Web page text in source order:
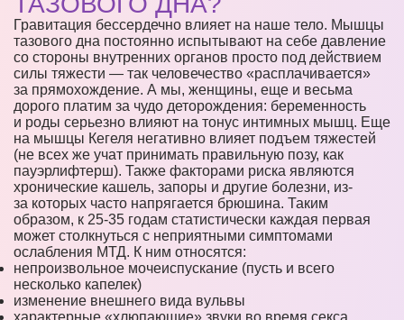
Гравитация бессердечно влияет на наше тело. Мышцы
тазового дна постоянно испытывают на себе давление
со стороны внутренних органов просто под действием
силы тяжести — так человечество «расплачивается»
за прямохождение. А мы, женщины, еще и весьма
дорого платим за чудо деторождения: беременность
и роды серьезно влияют на тонус интимных мышц. Еще
на мышцы Кегеля негативно влияет подъем тяжестей
(не всех же учат принимать правильную позу, как
пауэрлифтерш). Также факторами риска являются
хронические кашель, запоры и другие болезни, из-
за которых часто напрягается брюшина. Таким
образом, к 25-35 годам статистически каждая первая
может столкнуться с неприятными симптомами
ослабления МТД. К ним относятся:
непроизвольное мочеиспускание (пусть и всего
несколько капелек)
изменение внешнего вида вульвы
характерные «хлюпающие» звуки во время секса